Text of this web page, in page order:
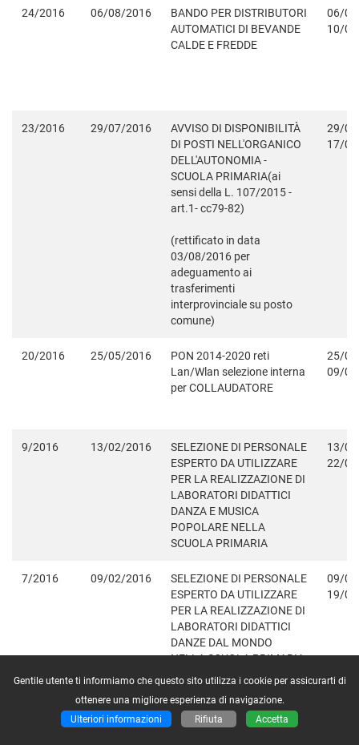
24/2016 06/08/2016
BANDO PER DISTRIBUTORI
AUTOMATICI DI BEVANDE
CALDE E FREDDE
06/
10/
23/2016 29/07/2016
AVVISO DI DISPONIBILITÀ
DI POSTI NELL'ORGANICO
DELL'AUTONOMIA -
SCUOLA PRIMARIA(ai
sensi della L. 107/2015 -
art.1- cc79-82)
(rettificato in data
03/08/2016 per
adeguamento ai
trasferimenti
interprovinciale su posto
comune)
29/
17/
20/2016 25/05/2016
PON 2014-2020 reti
Lan/Wlan selezione interna
per COLLAUDATORE
25/
09/
9/2016 13/02/2016
SELEZIONE DI PERSONALE
ESPERTO DA UTILIZZARE
PER LA REALIZZAZIONE DI
LABORATORI DIDATTICI
DANZA E MUSICA
POPOLARE NELLA
SCUOLA PRIMARIA
13/
22/
7/2016 09/02/2016
SELEZIONE DI PERSONALE
ESPERTO DA UTILIZZARE
PER LA REALIZZAZIONE DI
LABORATORI DIDATTICI
DANZE DAL MONDO
NELLA SCUOLA PRIMARIA
09/
19/
03/02/2016
PON 2014-2020 reti
Lan/Wlan selezione interna
per progettista
Gentile utente ti informiamo che questo sito utilizza i cookie per assicurarti di
ottenere una migliore esperienza di navigazione.
Ulteriori informazioni
Rifiuta Accetta